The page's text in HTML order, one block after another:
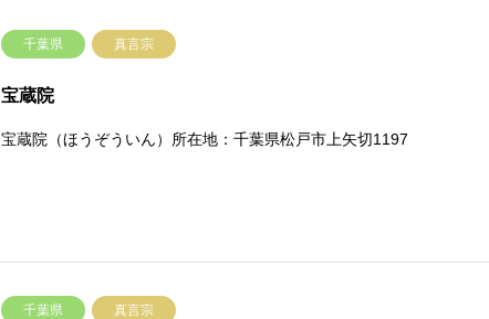
千葉県 真言宗
宝蔵院
宝蔵院（ほうぞういん）所在地：千葉県松戸市上矢切1197
千葉県 真言宗